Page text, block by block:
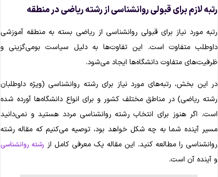
لازم برای قبولی روانشناسی از رشته ریاضی در منطقه
مورد نیاز برای قبولی روانشناسی از ریاضی بسته به منطقه آموزشی
متفاوت است. این تفاوت‌ها به دلیل سیاست بومی‌گزینی و
متفاوت دانشگاه‌ها ایجاد می‌شود.
این بخش، رتبه‌های مورد نیاز برای رشته روانشناسی (ویژه داوطلبان
ریاضی) در مناطق مختلف کشور و برای انواع دانشگاه‌ها آورده شده
اگر هنوز برای انتخاب رشته روانشناسی مردد هستید و نمی‌دانید
آینده شما به چه شکل خواهد بود، توصیه می‌کنیم که مقاله رشته
را مطالعه کنید. این مقاله یک معرفی کامل از رشته روانشناسی
آینده آن است.